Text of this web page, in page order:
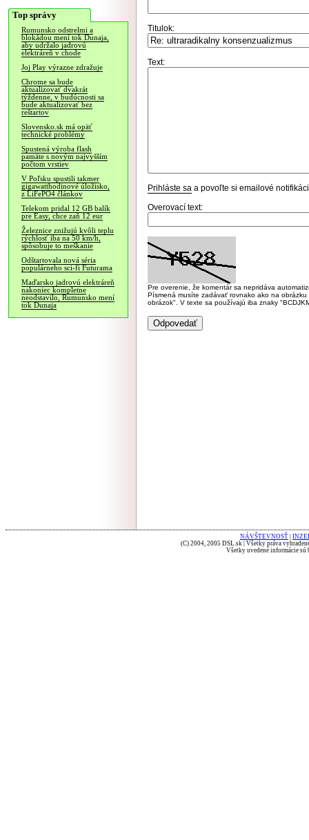
Top správy
Rumunsko odstrelmi a
blokádou mení tok Dunaja,
aby udržalo jadrovú
elektráreň v chode
Joj Play výrazne zdražuje
Chrome sa bude
aktualizovať dvakrát
týždenne, v budúcnosti sa
bude aktualizovať bez
reštartov
Slovensko.sk má opäť
technické problémy
Spustená výroba flash
pamäte s novým najvyšším
počtom vrstiev
V Poľsku spustili takmer
gigawatthodinové úložisko,
z LiFePO4 článkov
Telekom pridal 12 GB balík
pre Easy, chce zaň 12 eur
Železnice znižujú kvôli teplu
rýchlosť iba na 50 km/h,
spôsobuje to meškanie
Odštartovala nová séria
populárneho sci-fi Futurama
Maďarsko jadrovú elektráreň
nakoniec kompletne
neodstavilo, Rumunsko mení
tok Dunaja
Titulok:
Text:
Prihláste sa a povoľte si emailové
Overovací text:
Pre overenie, že komentár sa nepridáva
Písmená musíte zadávať rovnako ako na
obrázok". V texte sa používajú iba znaky
NÁVŠTEVNOSŤ
(C) 2004, 2005 DSL.sk | Všetky práva
Všetky uvedené informácie sú